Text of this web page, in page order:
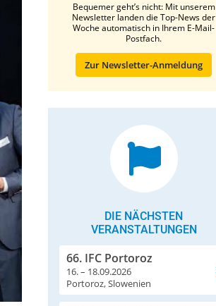
Bequemer geht’s nicht: Mit unserem
Newsletter landen die Top-News der
Woche automatisch in Ihrem E-Mail-
Postfach.
Zur Newsletter-Anmeldung
DIE NÄCHSTEN
VERANSTALTUNGEN
66. IFC Portoroz
16. – 18.09.2026
Portoroz, Slowenien